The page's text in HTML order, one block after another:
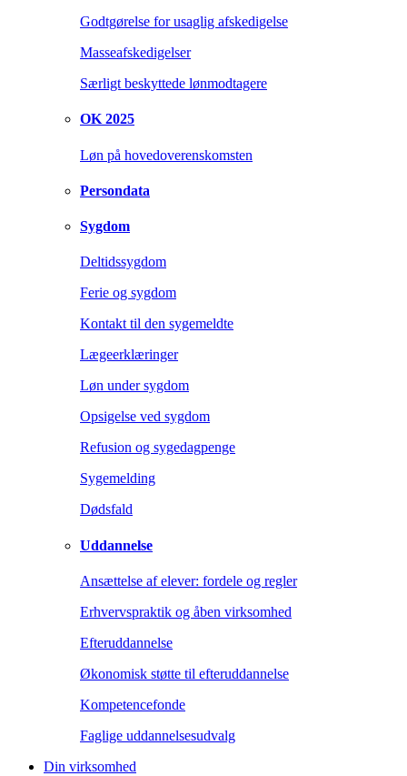
Godtgørelse for usaglig afskedigelse
Masseafskedigelser
Særligt beskyttede lønmodtagere
OK 2025
Løn på hovedoverenskomsten
Persondata
Sygdom
Deltidssygdom
Ferie og sygdom
Kontakt til den sygemeldte
Lægeerklæringer
Løn under sygdom
Opsigelse ved sygdom
Refusion og sygedagpenge
Sygemelding
Dødsfald
Uddannelse
Ansættelse af elever: fordele og regler
Erhvervspraktik og åben virksomhed
Efteruddannelse
Økonomisk støtte til efteruddannelse
Kompetencefonde
Faglige uddannelsesudvalg
Din virksomhed